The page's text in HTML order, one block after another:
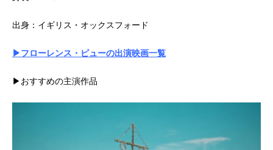
出身：イギリス・オックスフォード
▶フローレンス・ピューの出演映画一覧
▶おすすめの主演作品